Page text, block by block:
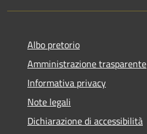
Albo pretorio
Amministrazione trasparente
Informativa privacy
Note legali
Dichiarazione di accessibilità